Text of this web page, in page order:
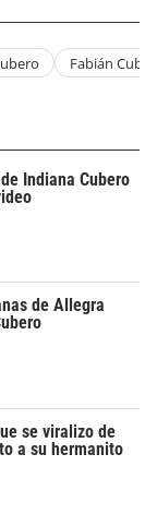
Fabián
Indiana Cubero
de Allegra
se viralizo de
a su hermanito